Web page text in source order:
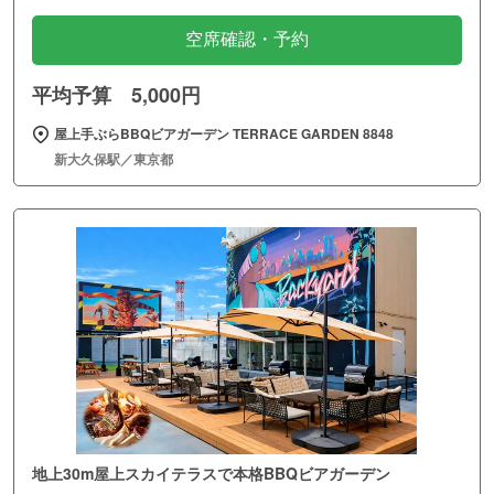
空席確認・予約
平均予算 5,000円
屋上手ぶらBBQビアガーデン TERRACE GARDEN 8848
新大久保駅／東京都
地上30m屋上スカイテラスで本格BBQビアガーデン